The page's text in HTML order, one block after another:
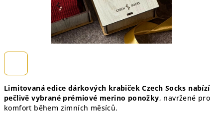
Limitovaná edice dárkových krabiček Czech Socks nabízí
pečlivě vybrané prémiové merino ponožky, navržené pro
komfort během zimních měsíců.